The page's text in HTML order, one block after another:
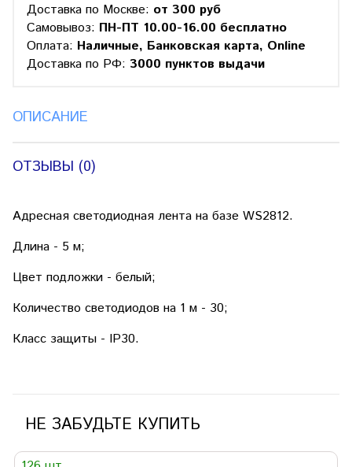
Доставка по Москве: от 300 руб
Самовывоз: ПН-ПТ 10.00-16.00 бесплатно
Оплата: Наличные, Банковская карта, Online
Доставка по РФ: 3000 пунктов выдачи
ОПИСАНИЕ
ОТЗЫВЫ (0)
Адресная светодиодная лента на базе WS2812.
Длина - 5 м;
Цвет подложки - белый;
Количество светодиодов на 1 м - 30;
Класс защиты - IP30.
НЕ ЗАБУДЬТЕ КУПИТЬ